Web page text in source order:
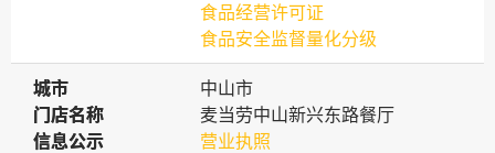
食品经营许可证
食品安全监督量化分级
城市
城市
中山市
门店名称
门店名称
麦当劳中山新兴东路餐厅
信息公示
信息公示
营业执照